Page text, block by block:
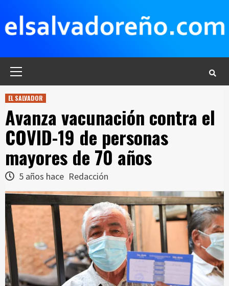
contenido
EL SALVADOR
Avanza vacunación contra el
COVID-19 de personas
mayores de 70 años
5 años hace Redacción